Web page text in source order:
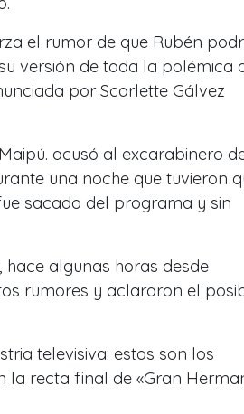
el rumor de que Rubén
versión de toda la polémica
por Scarlette Gálvez
acusó al excarabinero
una noche que tuvieron
sacado del programa y sin
algunas horas desde
rumores y aclararon el
televisiva: estos son los
la recta final de «Gran